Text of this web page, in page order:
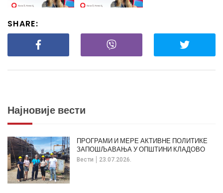
SHARE:
Најновије вести
Вести 23.07.2026.
ПРОГРАМИ И МЕРЕ АКТИВНЕ ПОЛИТИКЕ
ЗАПОШЉАВАЊА У ОПШТИНИ КЛАДОВО